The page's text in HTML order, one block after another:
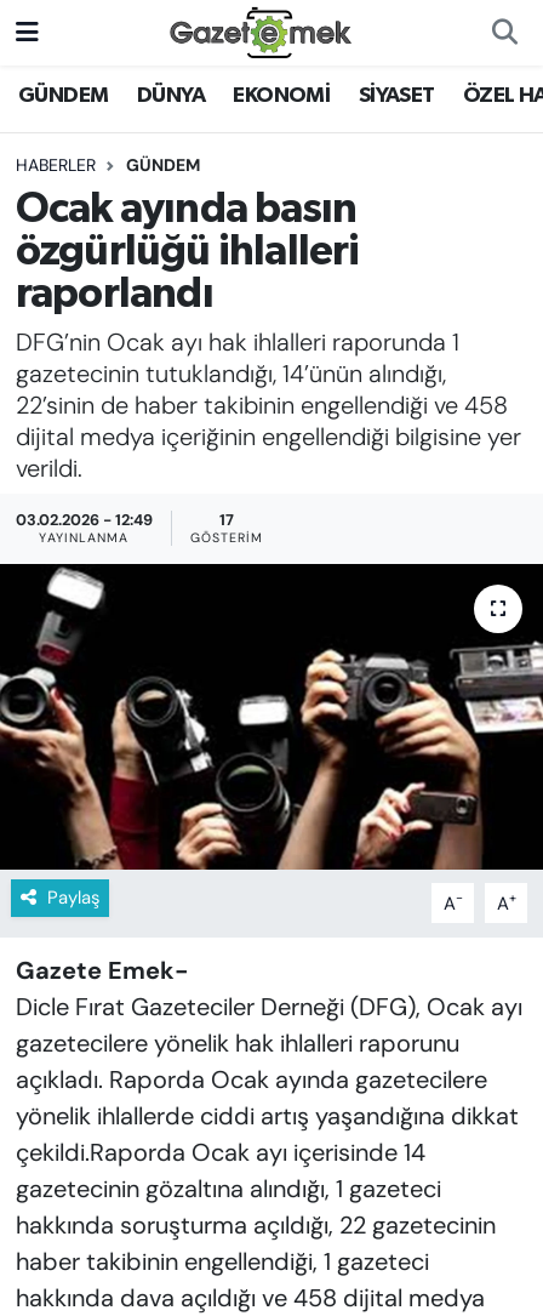
GÜNDEM DÜNYA EKONOMİ SİYASET ÖZEL
HABERLER GÜNDEM
Ocak ayında basın
özgürlüğü ihlalleri
raporlandı
DFG’nin Ocak ayı hak ihlalleri raporunda 1
gazetecinin tutuklandığı, 14’ünün alındığı,
22’sinin de haber takibinin engellendiği ve 458
dijital medya içeriğinin engellendiği bilgisine yer
verildi.
03.02.2026 - 12:49
YAYINLANMA
17
GÖSTERIM
Paylaş A- A+
Gazete Emek-
Dicle Fırat Gazeteciler Derneği (DFG), Ocak ayı
gazetecilere yönelik hak ihlalleri raporunu
açıkladı. Raporda Ocak ayında gazetecilere
yönelik ihlallerde ciddi artış yaşandığına dikkat
çekildi.Raporda Ocak ayı içerisinde 14
gazetecinin gözaltına alındığı, 1 gazeteci
hakkında soruşturma açıldığı, 22 gazetecinin
haber takibinin engellendiği, 1 gazeteci
hakkında dava açıldığı ve 458 dijital medya
DÜNYA
EKONOMİ
EMEK HABERLERİ
YENİ MEDYADA EMEK
GAZETECİLİĞİNİ GELİŞTİRMEK
FAYDALI BİLGİLER
GÜNDEM
SAĞLIK
KÜLTÜR-SANAT
MAGAZİN
ÖZEL HABER
YAZAR KÖŞESİ
SİYASET
VAN VE DİYARBAKIR HABERLERİ
Nöbetçi Eczaneler
Hava Durumu
İstanbul Namaz Vakitleri
Trafik Durumu
Süper Lig Puan Durumu ve Fikstür
Tüm Manşetler
Son Dakika Haberleri
Haber Arşivi